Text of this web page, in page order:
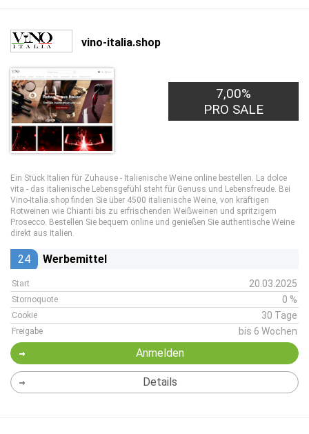
vino-italia.shop
7,00%
PRO SALE
Ein Stück Italien für Zuhause - Italienische Weine online bestellen. La dolce
vita - das italienische Lebensgefühl steht für Genuss und Lebensfreude. Bei
Vino-Italia.shop finden Sie über 4500 italienische Weine, von kräftigen
Rotweinen wie Chianti bis zu erfrischenden Weißweinen und spritzigem
Prosecco. Bestellen Sie bequem online und genießen Sie authentische Weine
direkt aus Italien.
24 Werbemittel
Start 20.03.2025
Stornoquote 0 %
Cookie 30 Tage
Freigabe bis 6 Wochen
Anmelden
Details